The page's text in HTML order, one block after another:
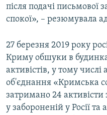
після подачі письмової
спокої», – резюмувала
27 березня 2019 року
Криму обшуки в
активістів, у тому числі
об'єднання «Кримська
затримано 24 активісти
у забороненій у Росії